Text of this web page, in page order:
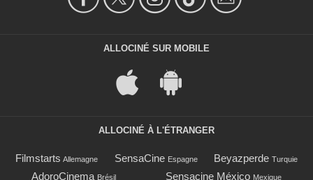
ALLOCINÉ SUR MOBILE
ALLOCINÉ À L'ÉTRANGER
Filmstarts Allemagne SensaCine Espagne Beyazperde Turquie
AdoroCinema Brésil Sensacine México Mexique